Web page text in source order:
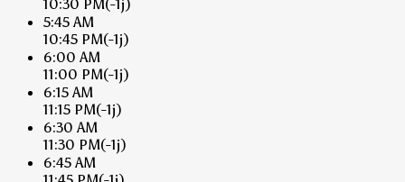
10:30 PM(-1j)
5:45 AM
10:45 PM(-1j)
6:00 AM
11:00 PM(-1j)
6:15 AM
11:15 PM(-1j)
6:30 AM
11:30 PM(-1j)
6:45 AM